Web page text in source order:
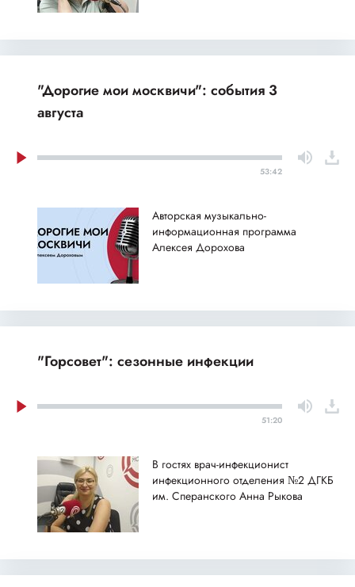
"Дорогие мои москвичи": события 3
августа
53:42
Авторская музыкально-
информационная программа
Алексея Дорохова
"Горсовет": сезонные инфекции
51:20
В гостях врач-инфекционист
инфекционного отделения №2 ДГКБ
им. Сперанского Анна Рыкова